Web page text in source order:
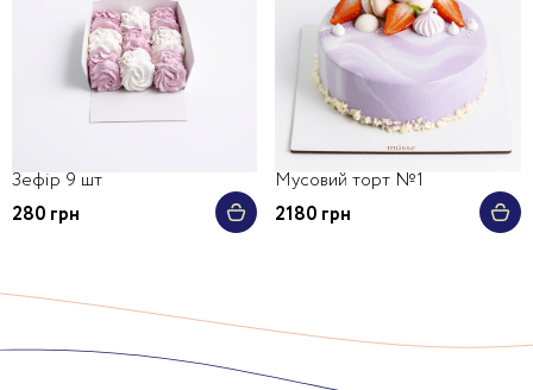
Зефір 9 шт
280 грн
Мусовий торт №1
2180 грн